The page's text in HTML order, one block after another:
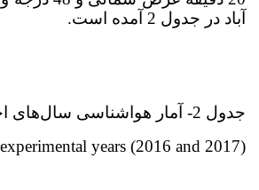
آباد در جدول 2 آمده است.
جدول 2- آمار هواشناسی سال‌های اجرای آزمایش (1396 و 1397)
years (2016 and 2017).